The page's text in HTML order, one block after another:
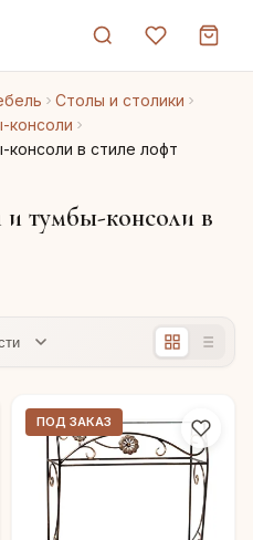
Столы и столики
консоли
в стиле лофт
тумбы-консоли в
ПОД ЗАКАЗ